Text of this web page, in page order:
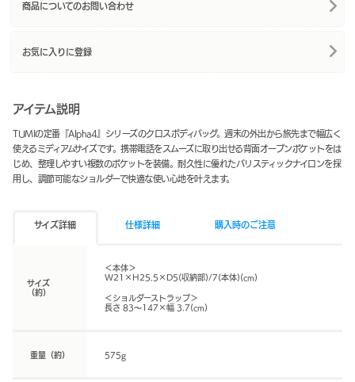
商品についてのお問い合わせ
お気に入りに登録
アイテム説明
TUMIの定番『Alpha4』シリーズのクロスボディバッグ。週末の外出から旅先まで幅広く
使えるミディアムサイズです。携帯電話をスムーズに取り出せる背面オープンポケットをは
じめ、整理しやすい複数のポケットを装備。耐久性に優れたバリスティックナイロンを採
用し、調節可能なショルダーで快適な使い心地を叶えます。
サイズ詳細 仕様詳細 購入時のご注意
サイズ
（約）
＜本体＞
W21×H25.5×D5(収納部)/7(本体)(cm)
＜ショルダーストラップ＞
長さ 83～147×幅 3.7(cm)
重量（約） 575g